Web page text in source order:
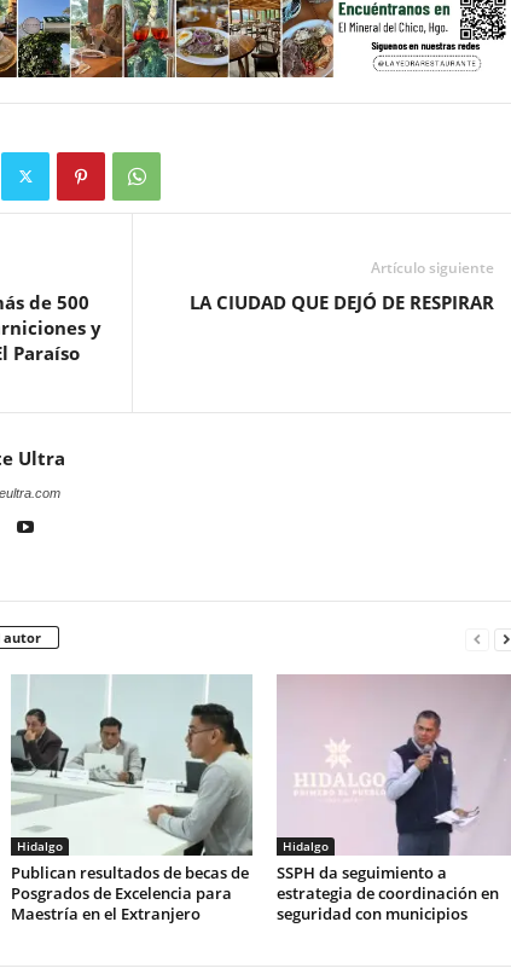
de 500
y
Paraíso
Artículo siguiente
LA CIUDAD QUE DEJÓ DE RESPIRAR
Ultra
autor
Hidalgo
Publican resultados de becas de
Posgrados de Excelencia para
Maestría en el Extranjero
Hidalgo
SSPH da seguimiento a
estrategia de coordinación en
seguridad con municipios